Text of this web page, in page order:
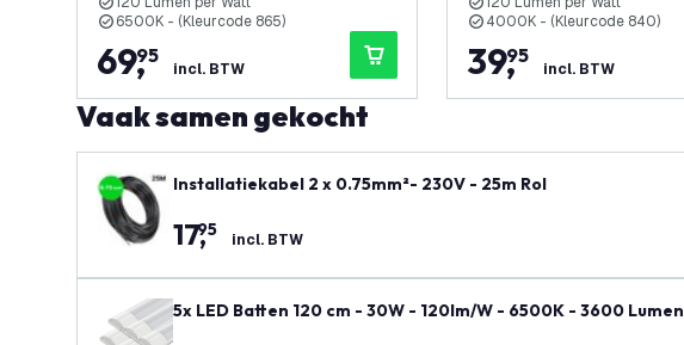
6500K - (Kleurcode 865)
69,
95
incl. BTW
4000K - (Kleurcode 840)
39,
95
incl. BTW
Vaak samen gekocht
Installatiekabel 2 x 0.75mm²- 230V - 25m Rol
17,
95 incl. BTW
5x LED Batten 120 cm - 30W - 120lm/W - 6500K - 3600 Lumen